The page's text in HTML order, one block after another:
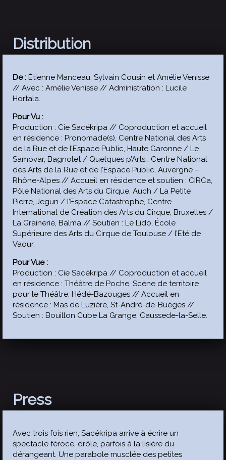
Distribution
De : Étienne Manceau, Sylvain Cousin et Amélie Venisse
// Avec : Amélie Venisse // Administration : Lucile
Hortala.
Pour Vu :
Production : Cie Sacékripa // Coproduction et accueil
en résidence : Pronomade(s), Centre National des Arts
de la Rue et de l’Espace Public, Haute Garonne / Le
Samovar, Bagnolet / Quelques p’Arts… Centre National
des Arts de la Rue et de l’Espace Public, Auvergne –
Rhône-Alpes // Accueil en résidence et soutien : CIRCa,
Pôle National des Arts du Cirque, Auch / La Petite
Pierre, Jegun / l’Espace Catastrophe, Centre
International de Création des Arts du Cirque, Bruxelles /
La Grainerie, Balma // Soutien : Le Lido, École
Supérieure des Arts du Cirque de Toulouse / l’Eté de
Vaour.
Pour Vue :
Production : Cie Sacékripa // Coproduction et accueil
en résidence : Théâtre de Poche, Scène de territoire
pour le Théâtre, Hédé-Bazouges // Accueil en
résidence : Mas de Luzière, St-André-de-Buèges //
Soutien : Bouillon Cube La Grange, Caussede-la-Selle.
Press
Avec trois fois rien, Sacékripa arrive à écrire un
spectacle féroce, drôle, parfois à la lisière du
dérangeant. Une parabole musclée des petites